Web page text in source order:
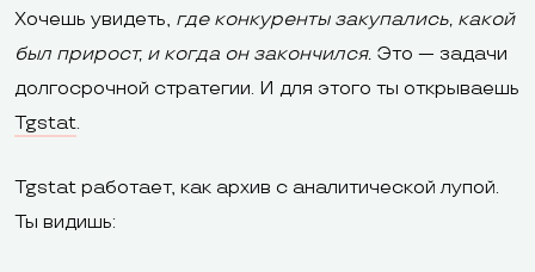
Хочешь увидеть, где конкуренты закупались, какой
был прирост, и когда он закончился. Это — задачи
долгосрочной стратегии. И для этого ты открываешь
Tgstat.
Tgstat работает, как архив с аналитической лупой.
Ты видишь: